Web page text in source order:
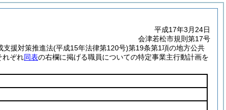
平成17年3月24日
会津若松市規則第17号
支援対策推進法(平成15年法律第120号)第19条第1項の地方公共
れぞれ同表の右欄に掲げる職員についての特定事業主行動計画を